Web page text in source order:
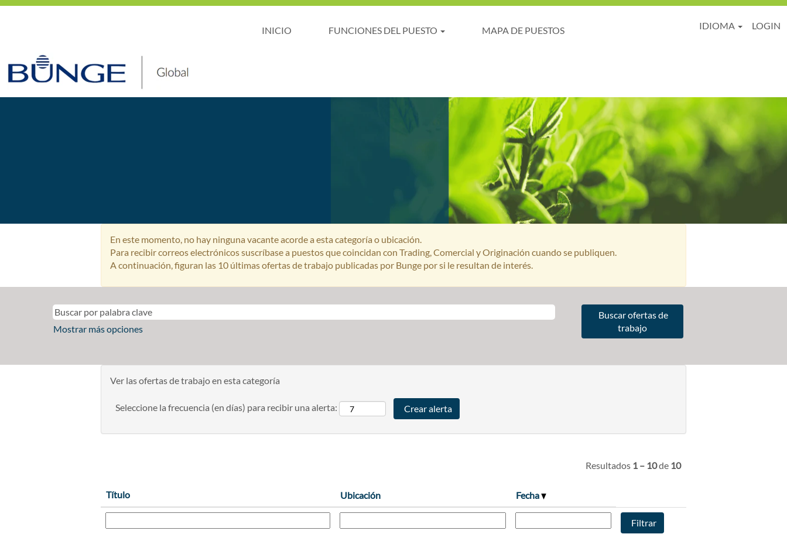
INICIO FUNCIONES DEL PUESTO MAPA DE PUESTOS IDIOMA LOGIN
Trading,
Originación
En este momento, no hay ninguna vacante acorde a esta categoría o ubicación.
Para recibir correos electrónicos suscríbase a puestos que coincidan con Trading, Comercial y Originación cuando se publiquen.
A continuación, figuran las 10 últimas ofertas de trabajo publicadas por Bunge por si le resultan de interés.
Mostrar más opciones
Ver las ofertas de trabajo en esta categoría
Seleccione la frecuencia (en días) para recibir una alerta:
Resultados 1 – 10de 10
Título Ubicación Fecha